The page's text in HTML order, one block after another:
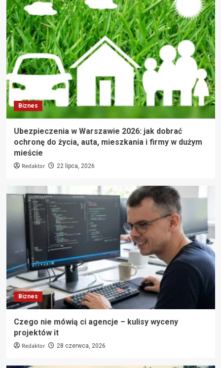
Biznes
Ubezpieczenia w Warszawie 2026: jak dobrać
ochronę do życia, auta, mieszkania i firmy w dużym
mieście
Redaktor 22 lipca, 2026
Biznes
Czego nie mówią ci agencje – kulisy wyceny
projektów it
Redaktor 28 czerwca, 2026